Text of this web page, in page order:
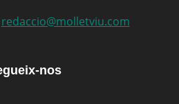
redaccio@molletviu.com
nos